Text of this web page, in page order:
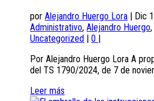
porAlejandro Huergo Lora Dic
Administrativo,Alejandro Huergo
Uncategorized
|0
Por Alejandro Huergo Lora A
del TS 1790/2024, de 7 de
Leer más